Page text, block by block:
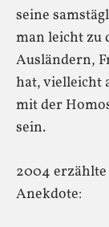
seine
man leicht zu
Ausländern,
hat, vielleicht
mit der
sein.
2004
Anekdote: